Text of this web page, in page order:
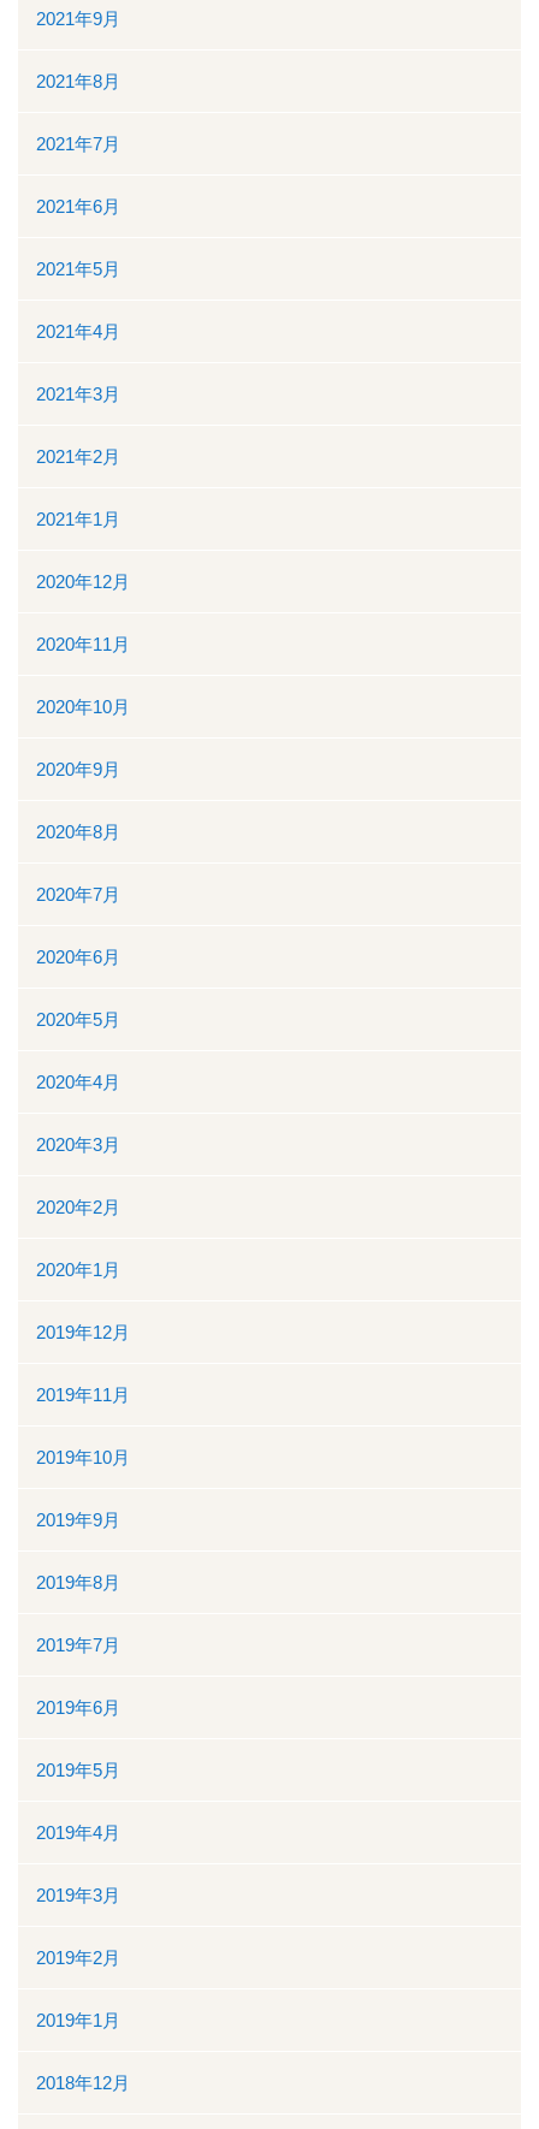
2021年9月
2021年8月
2021年7月
2021年6月
2021年5月
2021年4月
2021年3月
2021年2月
2021年1月
2020年12月
2020年11月
2020年10月
2020年9月
2020年8月
2020年7月
2020年6月
2020年5月
2020年4月
2020年3月
2020年2月
2020年1月
2019年12月
2019年11月
2019年10月
2019年9月
2019年8月
2019年7月
2019年6月
2019年5月
2019年4月
2019年3月
2019年2月
2019年1月
2018年12月